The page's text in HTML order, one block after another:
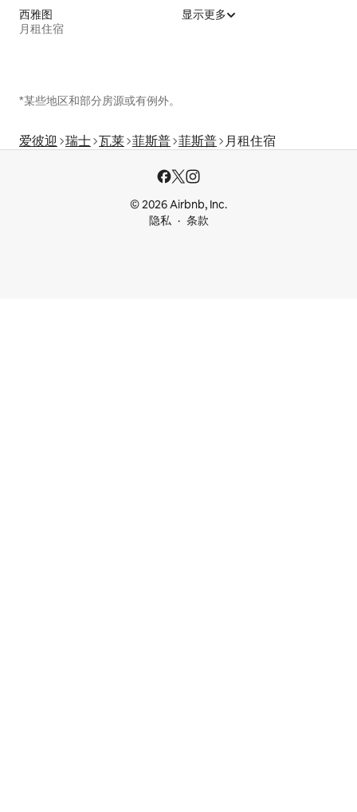
西雅图
月租住宿
显示更多
*某些地区和部分房源或有例外。
爱彼迎 瑞士 瓦莱 菲斯普 菲斯普 月租住宿
© 2026 Airbnb, Inc.
隐私
条款